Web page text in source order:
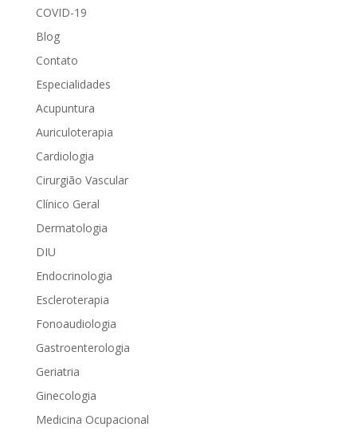
COVID-19
Blog
Contato
Especialidades
Acupuntura
Auriculoterapia
Cardiologia
Cirurgião Vascular
Clínico Geral
Dermatologia
DIU
Endocrinologia
Escleroterapia
Fonoaudiologia
Gastroenterologia
Geriatria
Ginecologia
Medicina Ocupacional